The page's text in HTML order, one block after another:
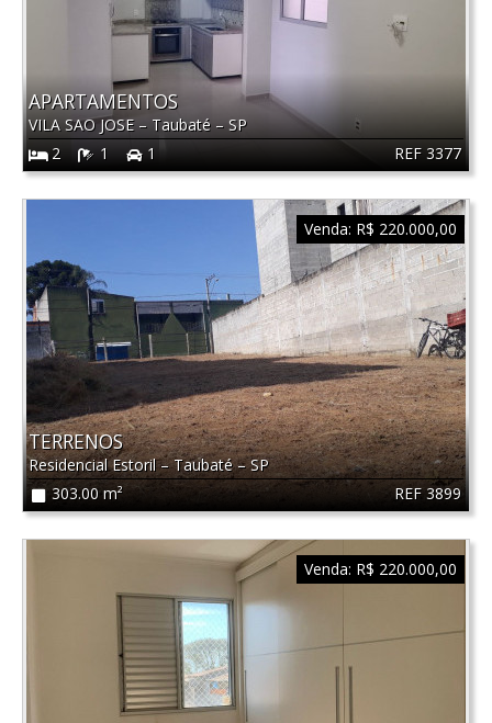
REF 3377
APARTAMENTOS
VILA SAO JOSE – Taubaté–SP
2
1 1
REF 3899
TERRENOS
Residencial Estoril–Taubaté–SP
303.00 m²
Venda: R$ 220.000,00
Venda: R$ 220.000,00